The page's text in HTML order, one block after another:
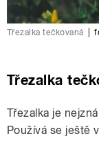
Třezalka tečkovaná
Třezalka
Třezalka je
Používá se ještě